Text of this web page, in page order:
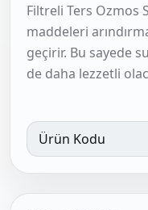
Filtreli Ters Ozmos
maddeleri
geçirir. Bu sayede
de daha lezzetli
Ürün Kodu